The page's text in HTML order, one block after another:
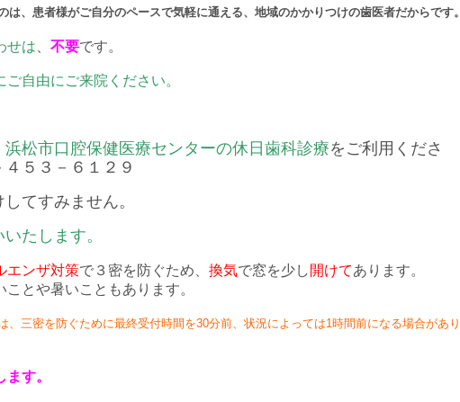
は、患者様がご自分のペースで気軽に通える、地域のかかりつけの歯医者だからです。
せは 不要です。
自由にご来院ください。
浜松市口腔保健医療センターの休日歯科診療をご利用くださ
５３－６１２９
てすみません。
たします。
エンザ対策で３密を防ぐため、 換気で窓を少し 開けてあります。
とや暑いこともあります。
、三密を防ぐために最終受付時間を30分前、状況によっては1時間前になる場合があり
す。